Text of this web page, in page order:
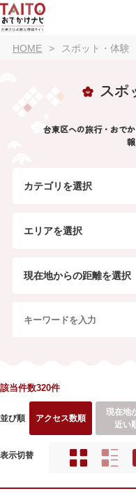
HOME スポット・体験
スポ
台東区への旅行・おで
カテゴリを選択
エリアを選択
現在地からの距離を選択
該当件数320件
並び順 アクセス数順
現在地
近い
表示切替